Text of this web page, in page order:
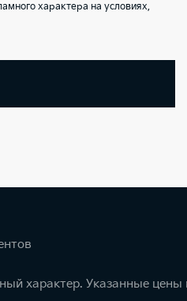
характера на условиях,
характер. Указанные цены